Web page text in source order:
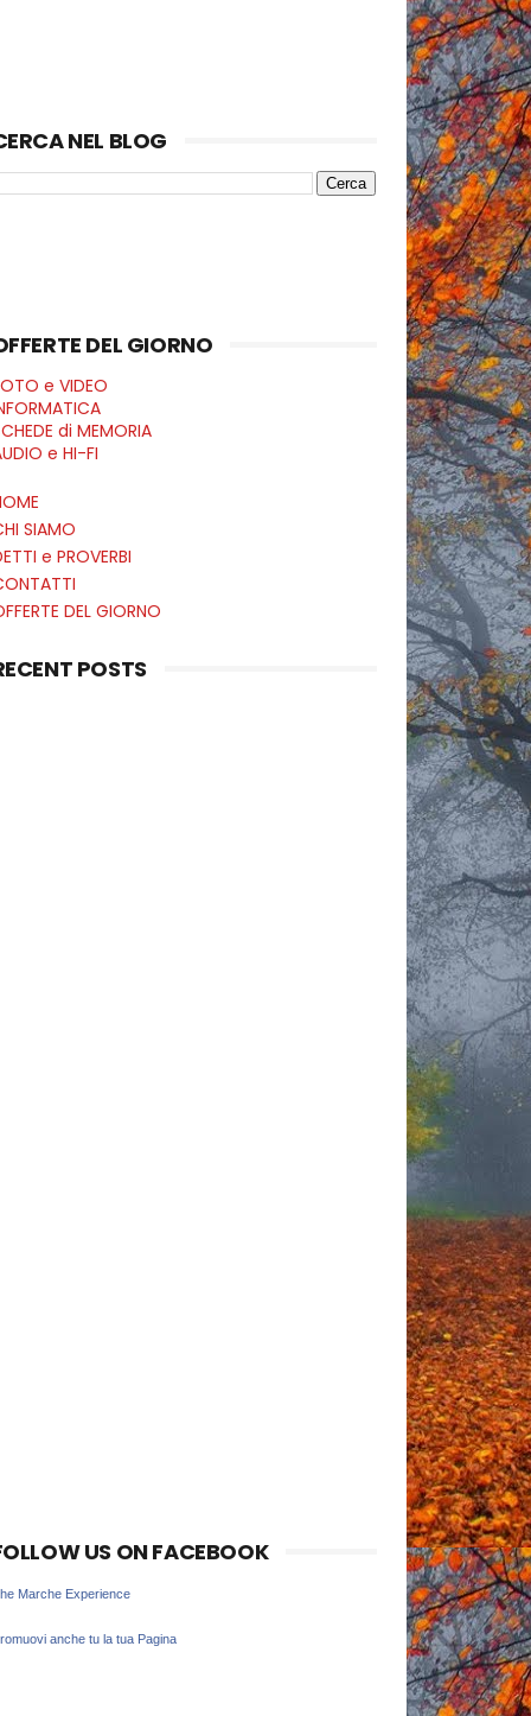
NEL BLOG
DEL GIORNO
e VIDEO
di MEMORIA
e HI-FI
SIAMO
e PROVERBI
DEL GIORNO
POSTS
US ON FACEBOOK
Marche Experience
anche tu la tua Pagina